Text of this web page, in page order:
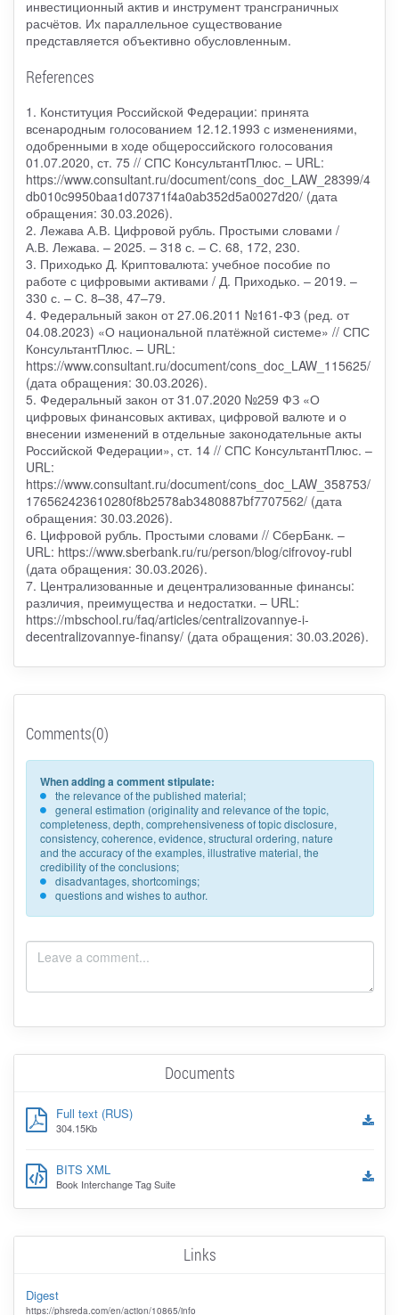
инвестиционный актив и инструмент трансграничных
расчётов. Их параллельное существование
представляется объективно обусловленным.
References
1. Конституция Российской Федерации: принята
всенародным голосованием 12.12.1993 с изменениями,
одобренными в ходе общероссийского голосования
01.07.2020, ст. 75 // СПС КонсультантПлюс. – URL:
https://www.consultant.ru/document/cons_doc_LAW_28399/4
db010c9950baa1d07371f4a0ab352d5a0027d20/ (дата
обращения: 30.03.2026).
2. Лежава А.В. Цифровой рубль. Простыми словами /
А.В. Лежава. – 2025. – 318 с. – С. 68, 172, 230.
3. Приходько Д. Криптовалюта: учебное пособие по
работе с цифровыми активами / Д. Приходько. – 2019. –
330 с. – С. 8–38, 47–79.
4. Федеральный закон от 27.06.2011 №161-ФЗ (ред. от
04.08.2023) «О национальной платёжной системе» // СПС
КонсультантПлюс. – URL:
https://www.consultant.ru/document/cons_doc_LAW_115625/
(дата обращения: 30.03.2026).
5. Федеральный закон от 31.07.2020 №259 ФЗ «О
цифровых финансовых активах, цифровой валюте и о
внесении изменений в отдельные законодательные акты
Российской Федерации», ст. 14 // СПС КонсультантПлюс. –
URL:
https://www.consultant.ru/document/cons_doc_LAW_358753/
176562423610280f8b2578ab3480887bf7707562/ (дата
обращения: 30.03.2026).
6. Цифровой рубль. Простыми словами // СберБанк. –
URL: https://www.sberbank.ru/ru/person/blog/cifrovoy-rubl
(дата обращения: 30.03.2026).
7. Централизованные и децентрализованные финансы:
различия, преимущества и недостатки. – URL:
https://mbschool.ru/faq/articles/centralizovannye-i-
decentralizovannye-finansy/ (дата обращения: 30.03.2026).
Comments(0)
When adding a comment stipulate:
the relevance of the published material;
general estimation (originality and relevance of the topic,
completeness, depth, comprehensiveness of topic disclosure,
consistency, coherence, evidence, structural ordering, nature
and the accuracy of the examples, illustrative material, the
credibility of the conclusions;
disadvantages, shortcomings;
questions and wishes to author.
Documents
Full text (RUS)
304.15Kb
BITS XML
Book Interchange Tag Suite
Links
Digest
https://phsreda.com/en/action/10865/info